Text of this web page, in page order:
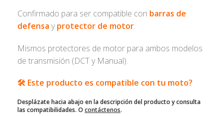
Confirmado para ser compatible con barras de
defensa yprotector de motor.
Mismos protectores de motor para ambos modelos
de transmisión (DCT y Manual).
🛠️ Este producto es compatible con tu moto?
Desplázate hacia abajo en la descripción del producto y consulta
las compatibilidades. O contáctenos.